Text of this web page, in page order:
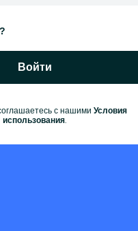
Войти
с нашими Условия
использования.